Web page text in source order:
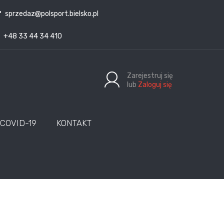
sprzedaz@polsport.bielsko.pl
+48 33 44 34 410
Zarejestruj się
lub Zaloguj się
COVID-19 KONTAKT